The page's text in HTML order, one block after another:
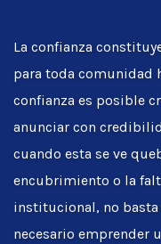
La confianza
para toda comunidad
confianza es posible
anunciar con
cuando esta se ve
encubrimiento o la
institucional, no basta
necesario emprender